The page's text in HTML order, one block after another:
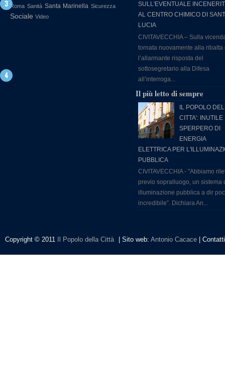
Roma Sanità Santa Marinella Sicurezza
Sociale Video
SULL'EVENTUALE
AL CENTRO CHIMICO DI
LUCIA
CIVITAVECCHIA – Sulla
tornata nuovamente alla ribalta
l’allarmante risposta del
sottosegretario alla Difesa
all’interroga...
Il più letto di sempre
IL POPOLO
CITTA': INUTILE
SPERPERO DI
ENERGIA
ELETTRICA PER
PUBBLICA
CIVITAVECCHIA - "Abbiamo
previo sopralluogo, un sistema
illuminazione pubblica a dir
incredibile”. Dichiara An...
Copyright © 2011 Il Popolo della Città | Sito web: Antonio Cacace |